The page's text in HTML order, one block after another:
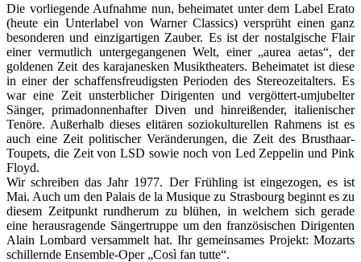
Die vorliegende Aufnahme nun, beheimatet unter dem Label Erato
(heute ein Unterlabel von Warner Classics) versprüht einen ganz
besonderen und einzigartigen Zauber. Es ist der nostalgische Flair
einer vermutlich untergegangenen Welt, einer „aurea aetas“, der
goldenen Zeit des karajanesken Musiktheaters. Beheimatet ist diese
in einer der schaffensfreudigsten Perioden des Stereozeitalters. Es
war eine Zeit unsterblicher Dirigenten und vergöttert-umjubelter
Sänger, primadonnenhafter Diven und hinreißender, italienischer
Tenöre. Außerhalb dieses elitären soziokulturellen Rahmens ist es
auch eine Zeit politischer Veränderungen, die Zeit des Brusthaar-
Toupets, die Zeit von LSD sowie noch von Led Zeppelin und Pink
Floyd.
Wir schreiben das Jahr 1977. Der Frühling ist eingezogen, es ist
Mai. Auch um den Palais de la Musique zu Strasbourg beginnt es zu
diesem Zeitpunkt rundherum zu blühen, in welchem sich gerade
eine herausragende Sängertruppe um den französischen Dirigenten
Alain Lombard versammelt hat. Ihr gemeinsames Projekt: Mozarts
schillernde Ensemble-Oper „Così fan tutte“.